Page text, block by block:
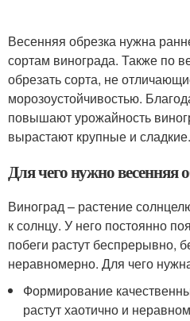
Весенняя обрезка нужна
сортам винограда. Также по
обрезать сорта, не
морозоустойчивостью.
повышают урожайность
вырастают крупные и сладкие.
Для чего нужно весенняя
Виноград – растение
к солнцу. У него постоянно
побеги растут беспрерывно,
неравномерно. Для чего
Формирование
растут хаотично и